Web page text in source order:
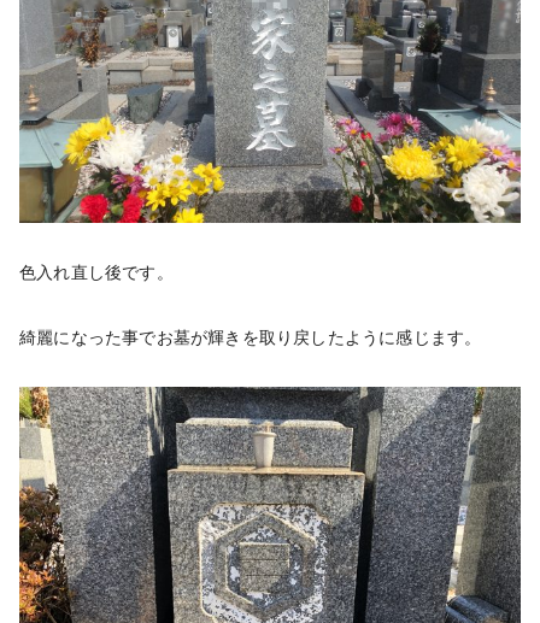
色入れ直し後です。
綺麗になった事でお墓が輝きを取り戻したように感じます。